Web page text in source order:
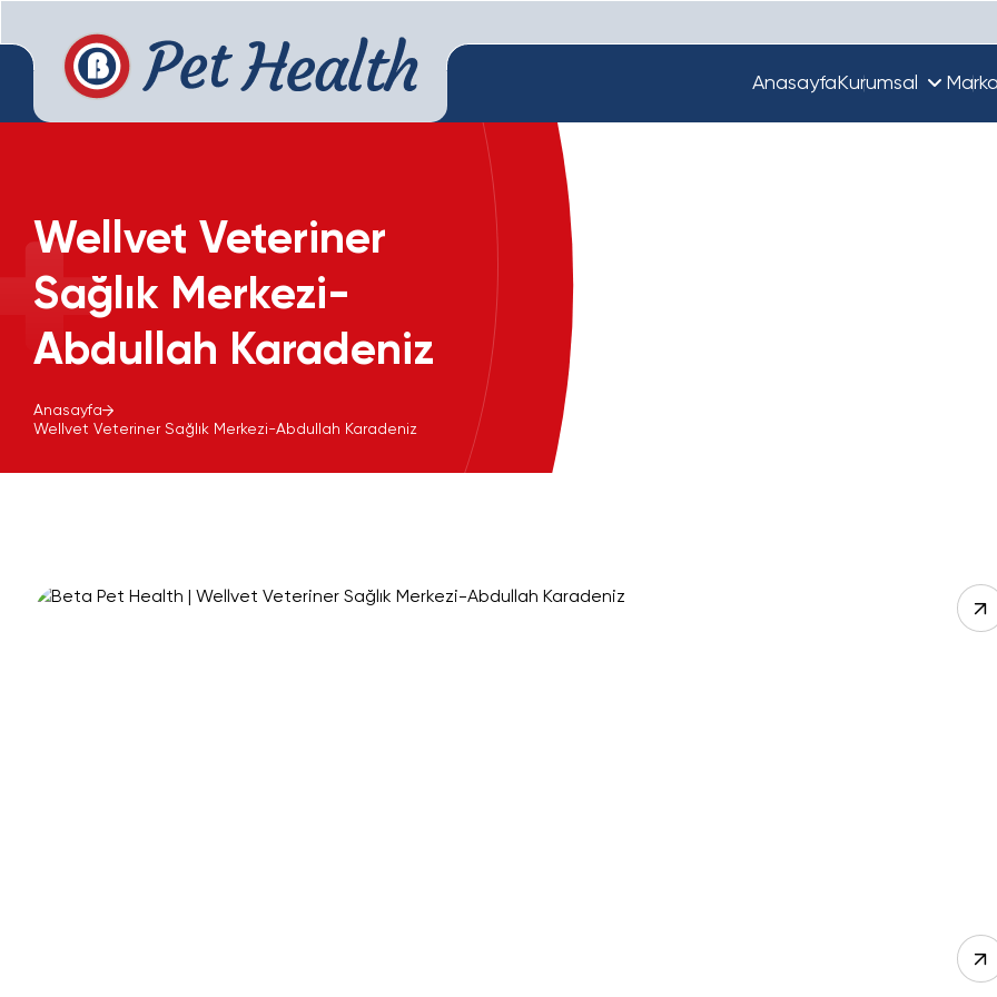
Anasayfa Kurumsal
Wellvet Veteriner
Sağlık Merkezi-
Abdullah Karadeniz
Anasayfa
Wellvet Veteriner Sağlık Merkezi-Abdullah Karadeniz